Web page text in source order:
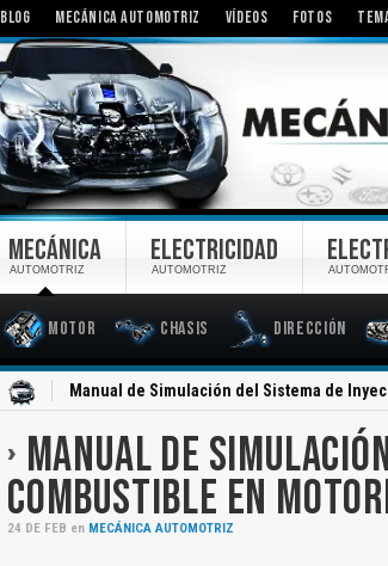
BLOG MECÁNICA AUTOMOTRIZ VÍDEOS FOTOS
MECÁNICA
AUTOMOTRIZ
Motor Chasis Dirección
ELECTRICIDAD
AUTOMOTRIZ
Manual de Simulación del Sistema de
MANUAL DE
COMBUSTIBLE EN
24 DE FEB en MECÁNICA AUTOMOTRIZ